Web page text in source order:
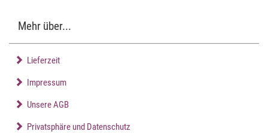
Mehr über...
Lieferzeit
Impressum
Unsere AGB
Privatsphäre und Datenschutz